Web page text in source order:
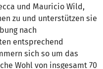
und Mauricio Wild,
zu und unterstützen sie
nach
entsprechend
sich so um das
Wohl von insgesamt 70